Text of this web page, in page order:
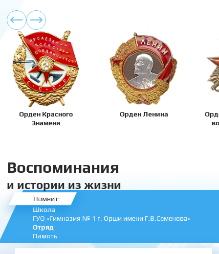
Орден Красного
Знамени
Орден Ленина
Воспоминания
и истории из жизни
Помнит
Школа
ГУО «Гимназия № 1 г. Орши имени Г.В.Семенова»
Отряд
Память